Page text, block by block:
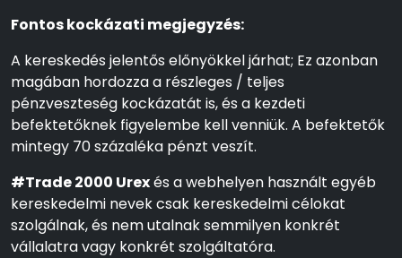
Fontos kockázati megjegyzés:
A kereskedés jelentős előnyökkel járhat; Ez azonban
magában hordozza a részleges / teljes
pénzveszteség kockázatát is, és a kezdeti
befektetőknek figyelembe kell venniük. A befektetők
mintegy 70 százaléka pénzt veszít.
#Trade 2000 Urexés a webhelyen használt egyéb
kereskedelmi nevek csak kereskedelmi célokat
szolgálnak, és nem utalnak semmilyen konkrét
vállalatra vagy konkrét szolgáltatóra.